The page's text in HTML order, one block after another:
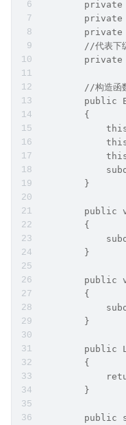
private
private
private
//代表下
private
//构造函
public
        {
        }
public
        {
        }
public
        {
        }
public
        {
        }
public